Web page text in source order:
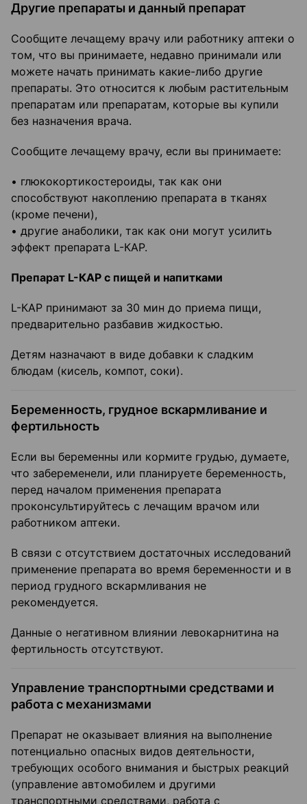
Другие препараты и данный препарат
Сообщите лечащему врачу или работнику аптеки о
том, что вы принимаете, недавно принимали или
можете начать принимать какие-либо другие
препараты. Это относится к любым растительным
препаратам или препаратам, которые вы купили
без назначения врача.
Сообщите лечащему врачу, если вы принимаете:
• глюкокортикостероиды, так как они
способствуют накоплению препарата в тканях
(кроме печени),
• другие анаболики, так как они могут усилить
эффект препарата L-КАР.
Препарат L-КАР с пищей и напитками
L-КАР принимают за 30 мин до приема пищи,
предварительно разбавив жидкостью.
Детям назначают в виде добавки к сладким
блюдам (кисель, компот, соки).
Беременность, грудное вскармливание и
фертильность
Если вы беременны или кормите грудью, думаете,
что забеременели, или планируете беременность,
перед началом применения препарата
проконсультируйтесь с лечащим врачом или
работником аптеки.
В связи с отсутствием достаточных исследований
применение препарата во время беременности и в
период грудного вскармливания не
рекомендуется.
Данные о негативном влиянии левокарнитина на
фертильность отсутствуют.
Управление транспортными средствами и
работа с механизмами
Препарат не оказывает влияния на выполнение
потенциально опасных видов деятельности,
требующих особого внимания и быстрых реакций
(управление автомобилем и другими
транспортными средствами, работа с